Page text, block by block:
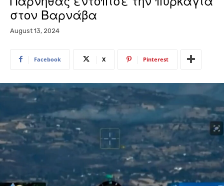
στον Βαρνάβα
August 13, 2024
Facebook X Pinterest